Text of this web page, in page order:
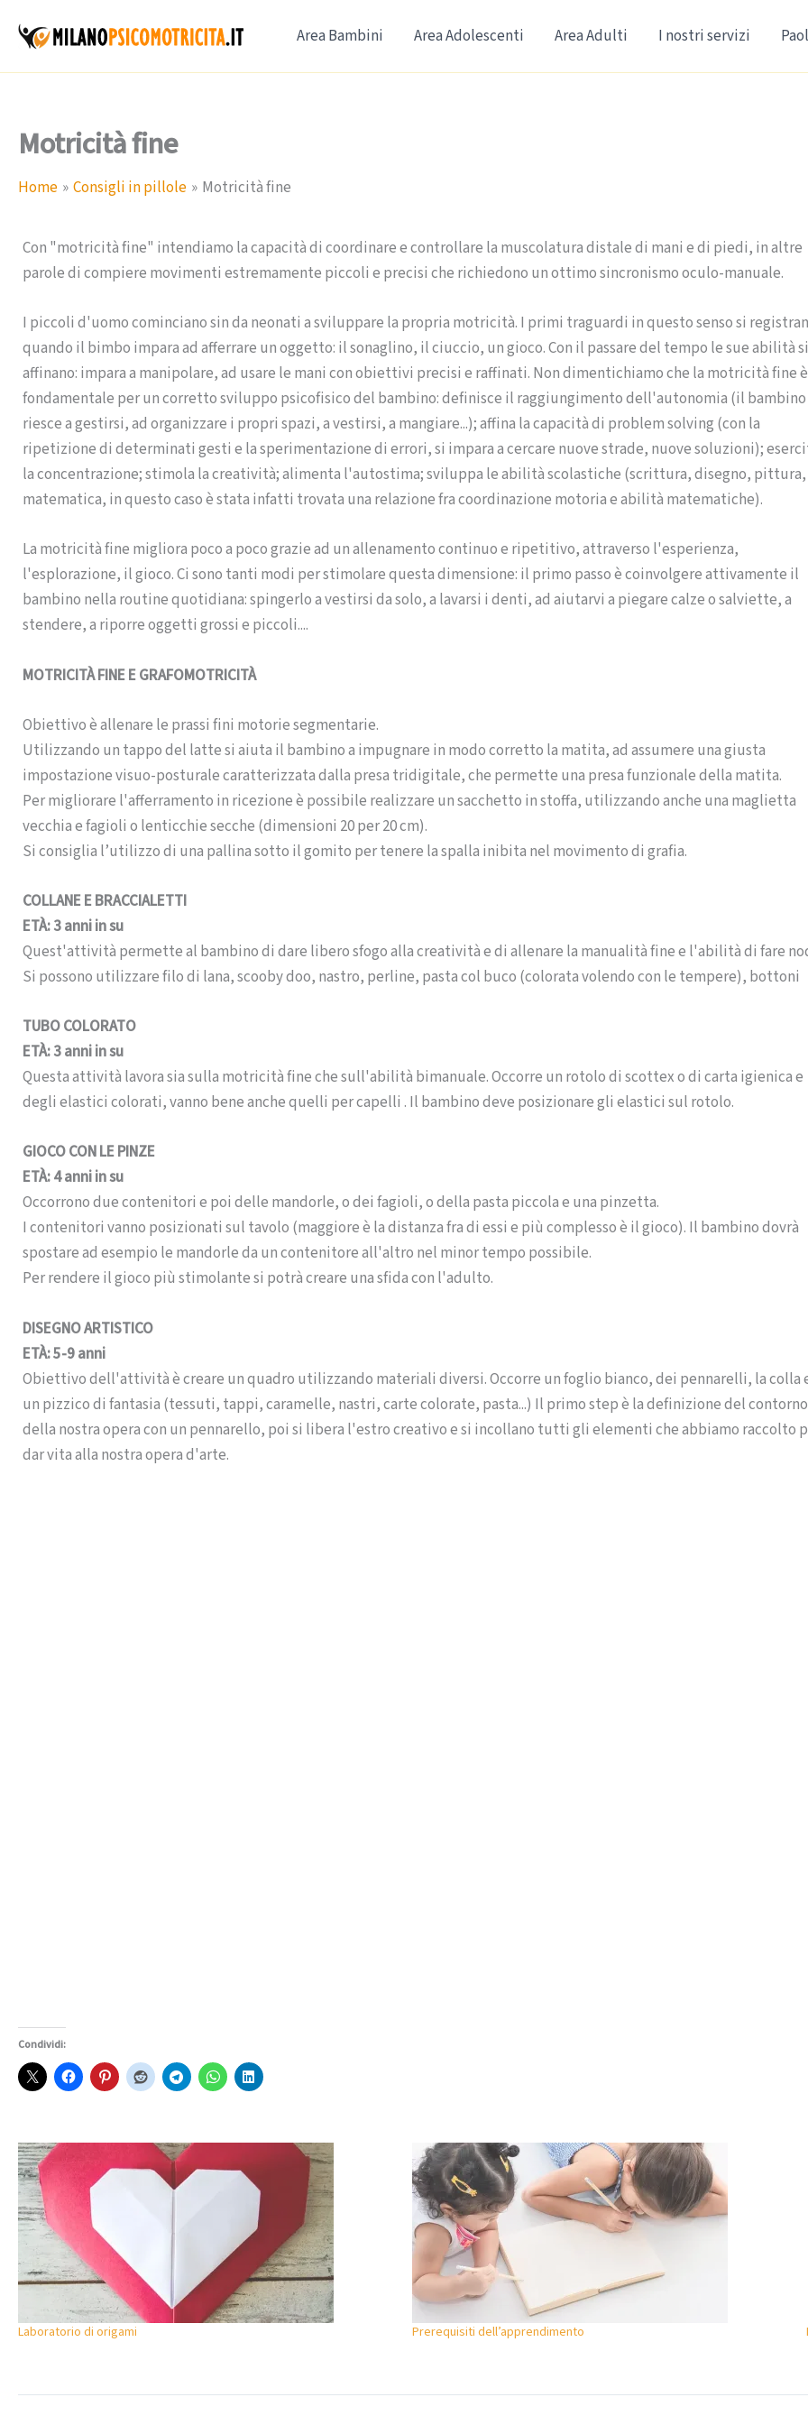
Area Bambini Area Adolescenti Area Adulti I nostri servizi
Motricità fine
Home Consigli in pillole Motricità fine
Con "motricità fine" intendiamo la capacità di coordinare e controllare la muscolatura distale di mani e di piedi, in altre
parole di compiere movimenti estremamente piccoli e precisi che richiedono un ottimo sincronismo oculo-manuale.
I piccoli d'uomo cominciano sin da neonati a sviluppare la propria motricità. I primi traguardi in questo senso si
quando il bimbo impara ad afferrare un oggetto: il sonaglino, il ciuccio, un gioco. Con il passare del tempo le sue abilità si
affinano: impara a manipolare, ad usare le mani con obiettivi precisi e raffinati. Non dimentichiamo che la motricità fine è
fondamentale per un corretto sviluppo psicofisico del bambino: definisce il raggiungimento dell'autonomia (il bambino
riesce a gestirsi, ad organizzare i propri spazi, a vestirsi, a mangiare...); affina la capacità di problem solving (con la
ripetizione di determinati gesti e la sperimentazione di errori, si impara a cercare nuove strade, nuove soluzioni);
la concentrazione; stimola la creatività; alimenta l'autostima; sviluppa le abilità scolastiche (scrittura, disegno, pittura,
matematica, in questo caso è stata infatti trovata una relazione fra coordinazione motoria e abilità matematiche).
La motricità fine migliora poco a poco grazie ad un allenamento continuo e ripetitivo, attraverso l'esperienza,
l'esplorazione, il gioco. Ci sono tanti modi per stimolare questa dimensione: il primo passo è coinvolgere attivamente il
bambino nella routine quotidiana: spingerlo a vestirsi da solo, a lavarsi i denti, ad aiutarvi a piegare calze o salviette, a
stendere, a riporre oggetti grossi e piccoli....
MOTRICITÀ FINE E GRAFOMOTRICITÀ
Obiettivo è allenare le prassi fini motorie segmentarie.
Utilizzando un tappo del latte si aiuta il bambino a impugnare in modo corretto la matita, ad assumere una giusta
impostazione visuo-posturale caratterizzata dalla presa tridigitale, che permette una presa funzionale della matita.
Per migliorare l'afferramento in ricezione è possibile realizzare un sacchetto in stoffa, utilizzando anche una maglietta
vecchia e fagioli o lenticchie secche (dimensioni 20 per 20 cm).
Si consiglia l’utilizzo di una pallina sotto il gomito per tenere la spalla inibita nel movimento di grafia.
COLLANE E BRACCIALETTI
ETÀ: 3 anni in su
Quest'attività permette al bambino di dare libero sfogo alla creatività e di allenare la manualità fine e l'abilità di fare
Si possono utilizzare filo di lana, scooby doo, nastro, perline, pasta col buco (colorata volendo con le tempere), bottoni
TUBO COLORATO
ETÀ: 3 anni in su
Questa attività lavora sia sulla motricità fine che sull'abilità bimanuale. Occorre un rotolo di scottex o di carta igienica e
degli elastici colorati, vanno bene anche quelli per capelli . Il bambino deve posizionare gli elastici sul rotolo.
GIOCO CON LE PINZE
ETÀ: 4 anni in su
Occorrono due contenitori e poi delle mandorle, o dei fagioli, o della pasta piccola e una pinzetta.
I contenitori vanno posizionati sul tavolo (maggiore è la distanza fra di essi e più complesso è il gioco). Il bambino dovrà
spostare ad esempio le mandorle da un contenitore all'altro nel minor tempo possibile.
Per rendere il gioco più stimolante si potrà creare una sfida con l'adulto.
DISEGNO ARTISTICO
ETÀ: 5-9 anni
Obiettivo dell'attività è creare un quadro utilizzando materiali diversi. Occorre un foglio bianco, dei pennarelli, la colla
un pizzico di fantasia (tessuti, tappi, caramelle, nastri, carte colorate, pasta...) Il primo step è la definizione del contorno
della nostra opera con un pennarello, poi si libera l'estro creativo e si incollano tutti gli elementi che abbiamo raccolto
dar vita alla nostra opera d'arte.
Condividi:
Laboratorio di origami Prerequisiti dell’apprendimento